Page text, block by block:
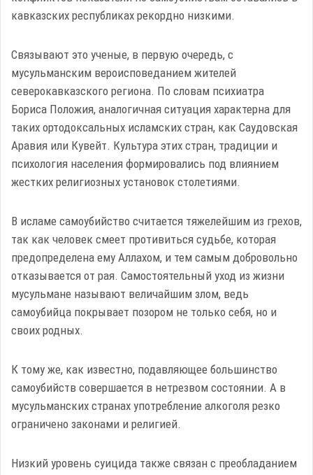
кавказских республиках рекордно низкими.
Связывают это ученые, в первую очередь, с
мусульманским вероисповеданием жителей
северокавказского региона. По словам психиатра
Бориса Положия, аналогичная ситуация характерна для
таких ортодоксальных исламских стран, как Саудовская
Аравия или Кувейт. Культура этих стран, традиции и
психология населения формировались под влиянием
жестких религиозных установок столетиями.
В исламе самоубийство считается тяжелейшим из грехов,
так как человек смеет противиться судьбе, которая
предопределена ему Аллахом, и тем самым добровольно
отказывается от рая. Самостоятельный уход из жизни
мусульмане называют величайшим злом, ведь
самоубийца покрывает позором не только себя, но и
своих родных.
К тому же, как известно, подавляющее большинство
самоубийств совершается в нетрезвом состоянии. А в
мусульманских странах употребление алкоголя резко
ограничено законами и религией.
Низкий уровень суицида также связан с преобладанием